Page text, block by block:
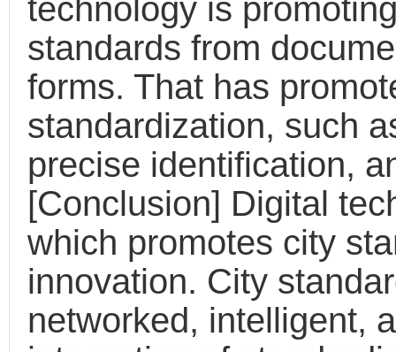
technology is
standards from
forms. That has
standardization, such
precise identification,
[Conclusion] Digital
which promotes city
innovation. City
networked, intelligent,